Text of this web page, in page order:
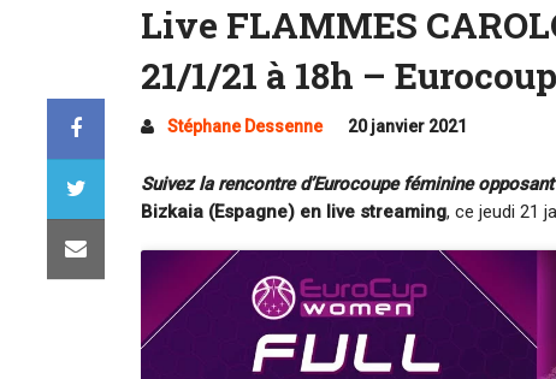
Live FLAMMES
21/1/21 à 18h –
Stéphane Dessenne 20 janvier 2021
Suivez la rencontre d’Eurocoupe féminine
Bizkaia (Espagne) en live streaming, ce jeudi 21